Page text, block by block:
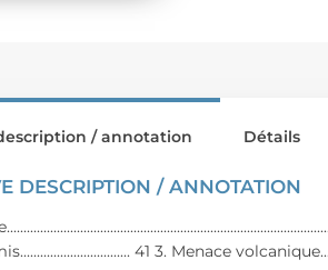
/ annotation
DESCRIPTION / ANNOTATION
41 3. Menace
Détails